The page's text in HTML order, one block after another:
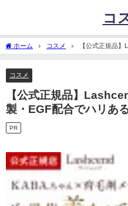
コ
ホーム コスメ
【公式正規品
ハリある目元ケアへ
コスメ
【公式正規品】
製・EGF配合でハリあ
PR